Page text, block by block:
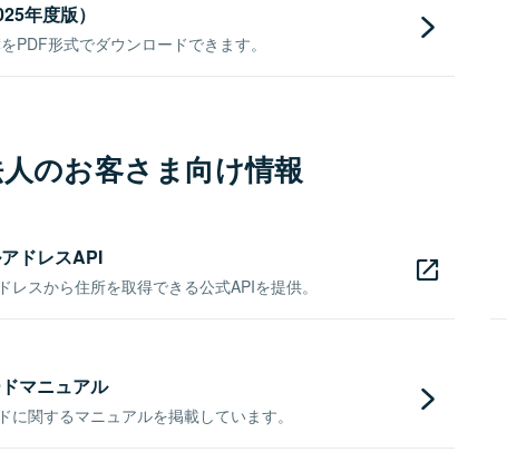
年度版）
PDF形式でダウンロードできます。
のお客さま向け情報
ドレスAPI
レスから住所を取得できる公式APIを提供。
マニュアル
に関するマニュアルを掲載しています。